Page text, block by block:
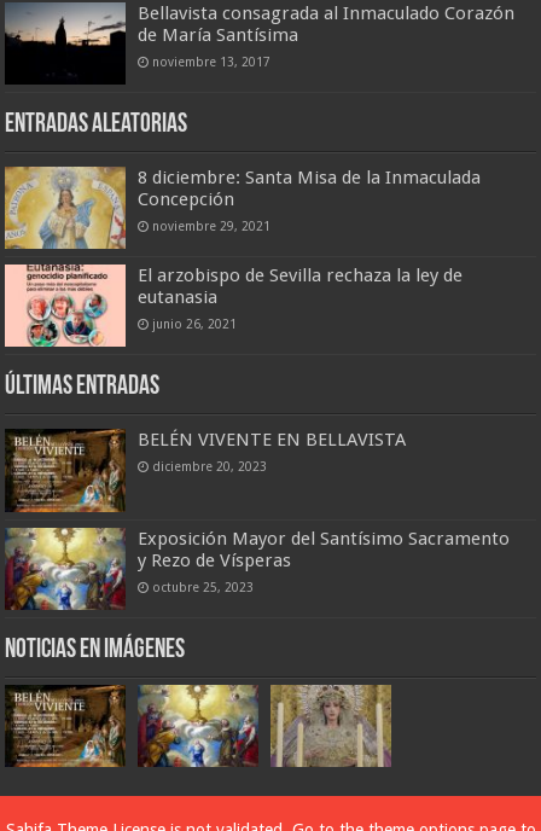
Bellavista consagrada al Inmaculado Corazón
de María Santísima
noviembre 13, 2017
Entradas aleatorias
8 diciembre: Santa Misa de la Inmaculada
Concepción
noviembre 29, 2021
El arzobispo de Sevilla rechaza la ley de
eutanasia
junio 26, 2021
Últimas entradas
BELÉN VIVENTE EN BELLAVISTA
diciembre 20, 2023
Exposición Mayor del Santísimo Sacramento
y Rezo de Vísperas
octubre 25, 2023
Noticias en imágenes